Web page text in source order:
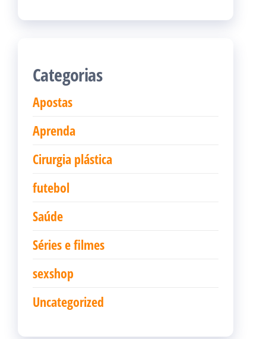
Categorias
Apostas
Aprenda
Cirurgia plástica
futebol
Saúde
Séries e filmes
sexshop
Uncategorized